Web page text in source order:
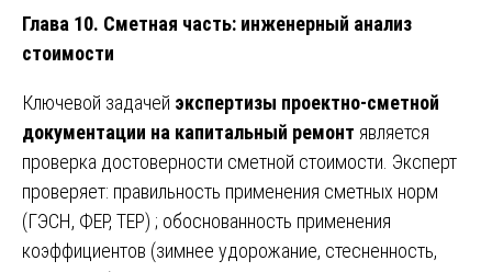
Глава 10. Сметная часть: инженерный анализ
стоимости
Ключевой задачей экспертизы проектно-сметной
документации на капитальный ремонт является
проверка достоверности сметной стоимости. Эксперт
проверяет: правильность применения сметных норм
(ГЭСН, ФЕР, ТЕР) ; обоснованность применения
коэффициентов (зимнее удорожание, стесненность,